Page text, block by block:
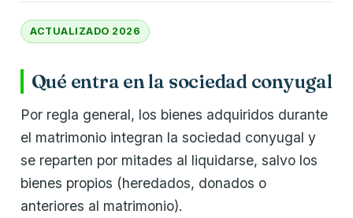
ACTUALIZADO 2026
Qué entra en la sociedad conyugal
Por regla general, los bienes adquiridos durante
el matrimonio integran la sociedad conyugal y
se reparten por mitades al liquidarse, salvo los
bienes propios (heredados, donados o
anteriores al matrimonio).